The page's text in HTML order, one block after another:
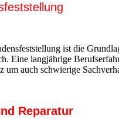
ist die
Eine langjährige
um auch schwierige
Reparatur